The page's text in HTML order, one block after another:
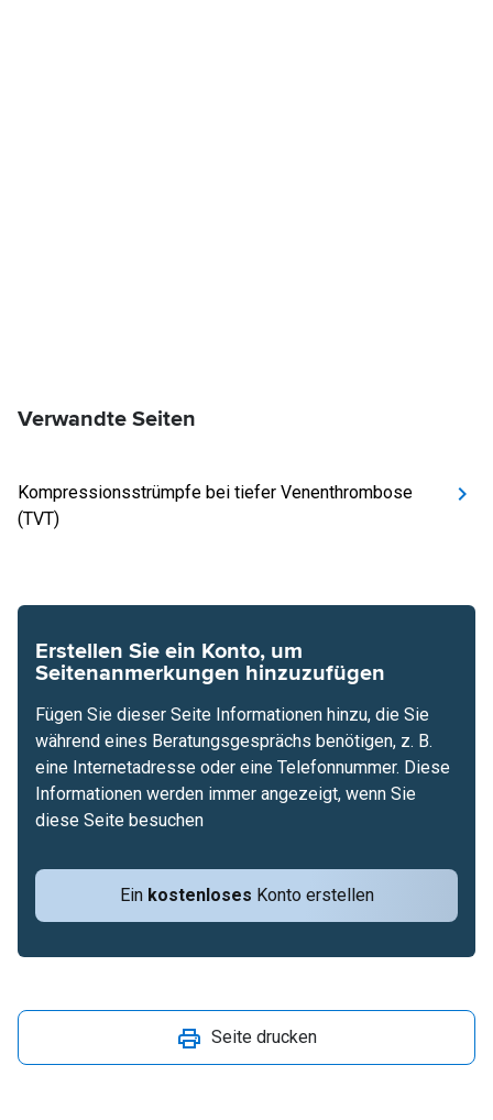
Verwandte Seiten
Kompressionsstrümpfe bei tiefer Venenthrombose
(TVT)
Erstellen Sie ein Konto, um
Seitenanmerkungen hinzuzufügen
Ein kostenloses Konto erstellen
Fügen Sie dieser Seite Informationen hinzu, die Sie
während eines Beratungsgesprächs benötigen, z. B.
eine Internetadresse oder eine Telefonnummer. Diese
Informationen werden immer angezeigt, wenn Sie
diese Seite besuchen
Seite drucken